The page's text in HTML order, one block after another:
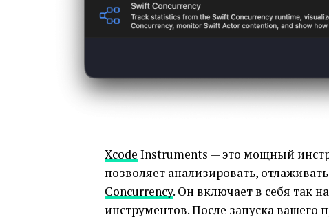
Xcode Instruments — это мощный
позволяет анализировать,
Concurrency. Он включает в себя так
инструментов. После запуска